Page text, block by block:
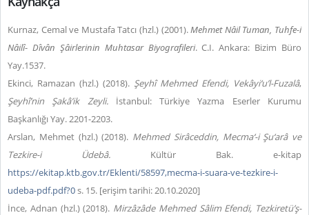
Kurnaz, Cemal ve Mustafa Tatcı (hzl.) (2001).Mehmet Nâil Tuman, Tuhfe-i
Nâilî- Dîvân Şâirlerinin Muhtasar Biyografileri. C.I. Ankara: Bizim Büro
Yay.1537.
Ekinci, Ramazan (hzl.) (2018). Şeyhî Mehmed Efendi, Vekâyi‘u’l-Fuzalâ,
Şeyhî’nin Şakâ’ik Zeyli. İstanbul: Türkiye Yazma Eserler Kurumu
Başkanlığı Yay. 2201-2203.
Arslan, Mehmet (hzl.) (2018). Mehmed Sirâceddin, Mecma‘-i Şu‘arâ ve
Tezkire-i Üdebâ. Kültür Bak. e-kitap
https://ekitap.ktb.gov.tr/Eklenti/58597,mecma-i-suara-ve-tezkire-i-
udeba-pdf.pdf?0s. 15. [erişim tarihi: 20.10.2020]
İnce, Adnan (hzl.) (2018). Mirzâzâde Mehmed Sâlim Efendi, Tezkiretü’ş-